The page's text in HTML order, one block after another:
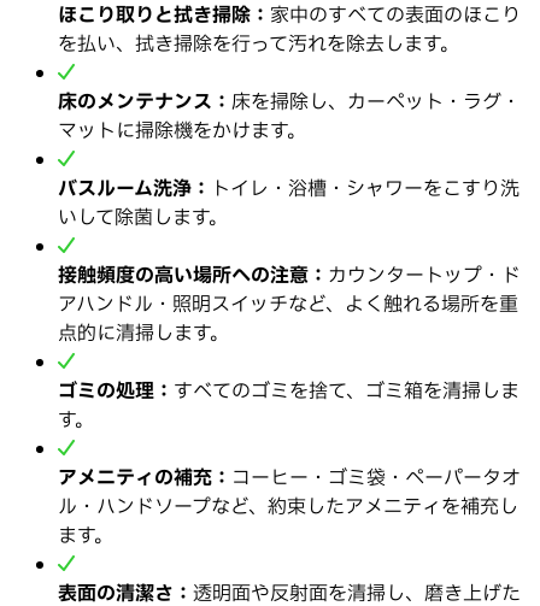
ほこり取りと拭き掃除： 家中のすべての表面のほこり
を払い、拭き掃除を行って汚れを除去します。
床のメンテナンス： 床を掃除し、カーペット・ラグ・
マットに掃除機をかけます。
バスルーム洗浄： トイレ・浴槽・シャワーをこすり洗
いして除菌します。
接触頻度の高い場所への注意： カウンタートップ・ド
アハンドル・照明スイッチなど、よく触れる場所を重
点的に清掃します。
ゴミの処理： すべてのゴミを捨て、ゴミ箱を清掃しま
す。
アメニティの補充： コーヒー・ゴミ袋・ペーパータオ
ル・ハンドソープなど、約束したアメニティを補充し
ます。
表面の清潔さ： 透明面や反射面を清掃し、磨き上げた